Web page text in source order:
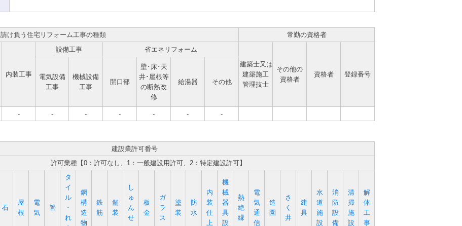
請け負う住宅リフォーム工事の種類 常勤の資格者
内装工事
設備工事
省エネリフォーム
建築士又は
建築施工
管理技士
その他の
資格者
資格者 登録番号
電気設備
工事
機械設備
工事
開口部
壁･床･天
井･屋根等
の断熱改
修
給湯器 その他
- - - - - - -
建設業許可番号
許可業種【0：許可なし、1：一般建設用許可、2：特定建設許可】
石
屋
根
電
気
管
タ
イ
ル
･
れ
鋼
構
造
物
鉄
筋
舗
装
し
ゅ
ん
せ
板
金
ガ
ラ
ス
塗
装
防
水
内
装
仕
上
機
械
器
具
設
熱
絶
縁
電
気
通
信
造
園
さ
く
井
建
具
水
道
施
設
消
防
設
備
清
掃
施
設
解
体
工
事